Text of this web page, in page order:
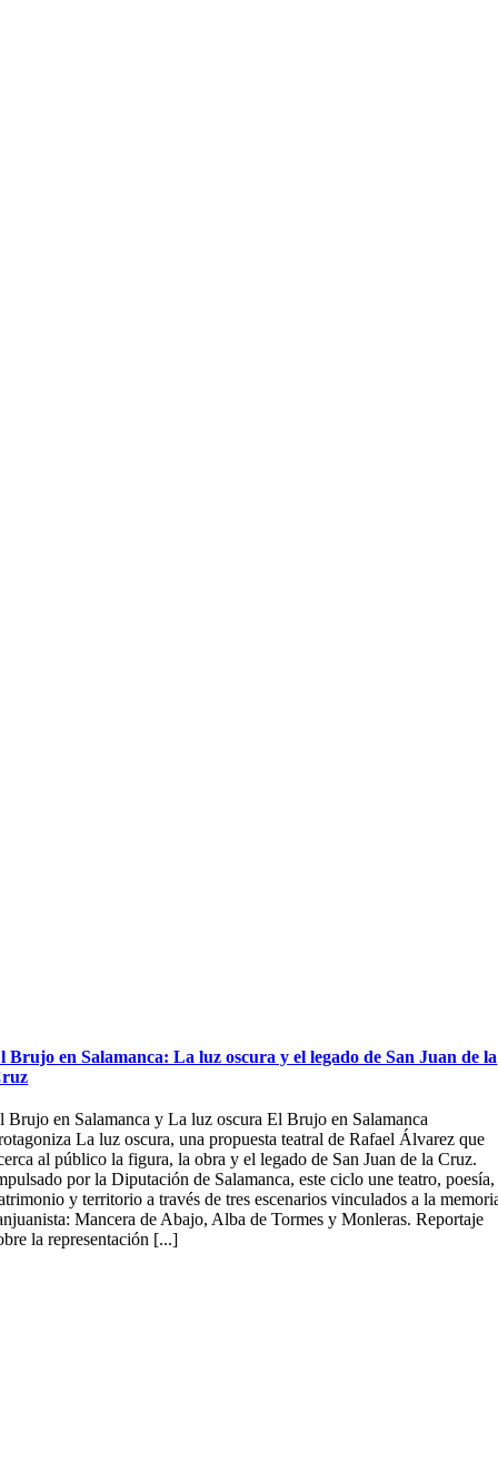
Brujo en Salamanca: La luz oscura y el legado de San Juan de la
Brujo en Salamanca y La luz oscura El Brujo en Salamanca
La luz oscura, una propuesta teatral de Rafael Álvarez que
al público la figura, la obra y el legado de San Juan de la Cruz.
por la Diputación de Salamanca, este ciclo une teatro, poesía,
y territorio a través de tres escenarios vinculados a la
Mancera de Abajo, Alba de Tormes y Monleras. Reportaje
la representación [...]